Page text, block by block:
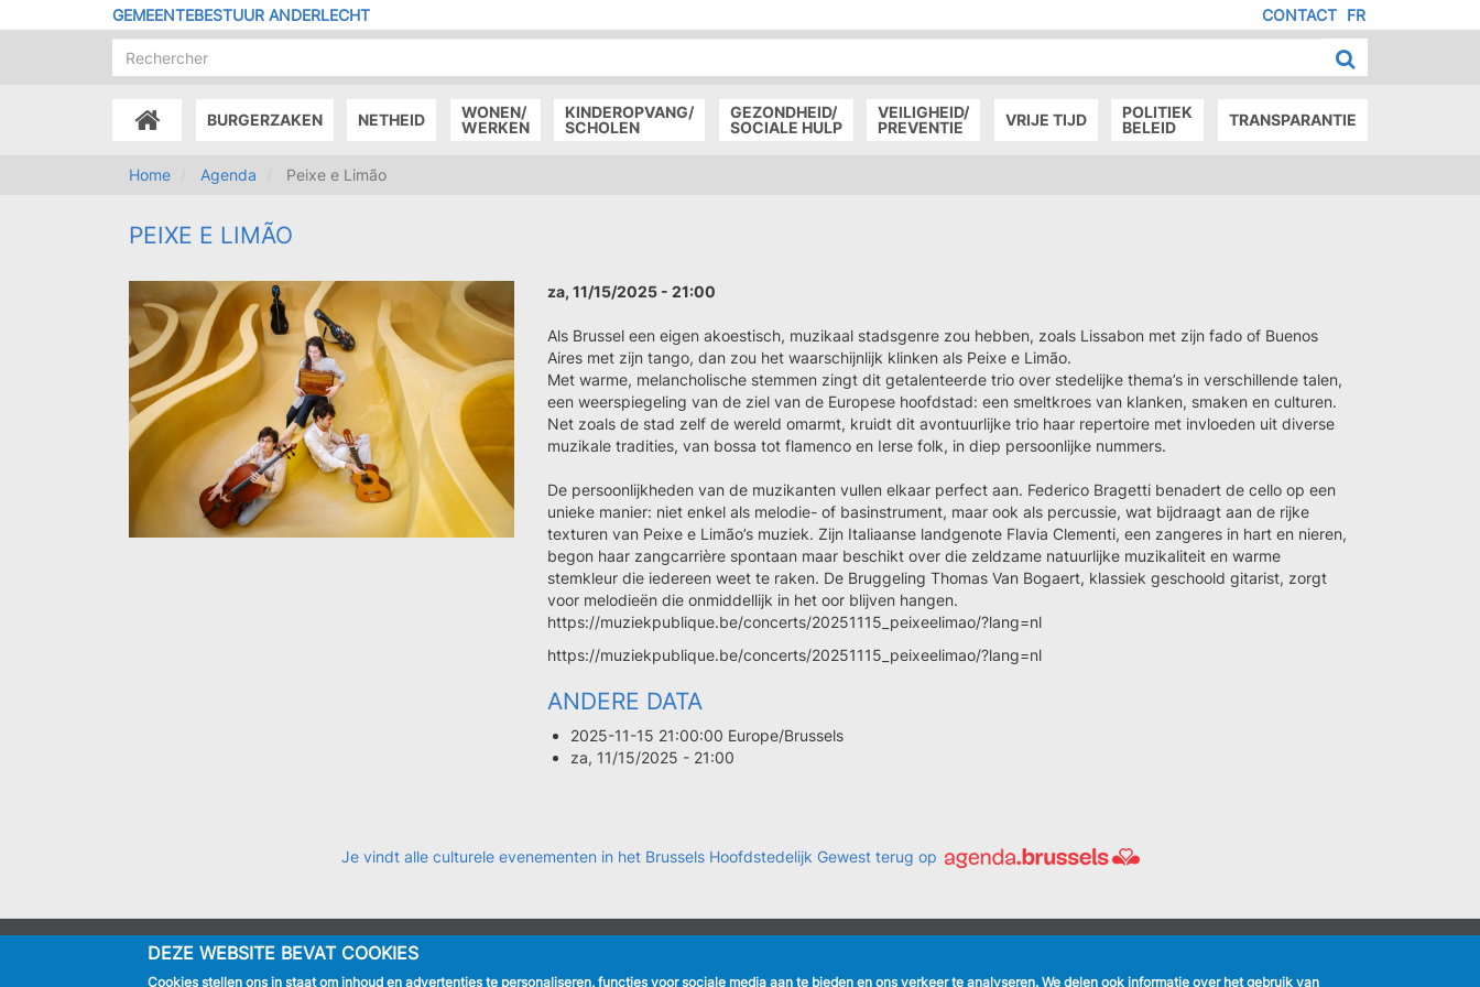
en
GEMEENTEBESTUUR ANDERLECHT FR
MENU
DE
PAGE
CONTACT
ACCUEILBURGERZAKEN NETHEID
WONEN/
WERKEN
KINDEROPVANG/
SCHOLEN
GEZONDHEID/
SOCIALE HULP
VEILIGHEID/
PREVENTIE
VRIJE TIJD
POLITIEK
BELEID
TRANSPARANTIE
Home Agenda Peixe e Limão
PEIXE E LIMÃO
za, 11/15/2025 - 21:00
Als Brussel een eigen akoestisch, muzikaal stadsgenre zou hebben, zoals Lissabon met zijn fado of Buenos
Aires met zijn tango, dan zou het waarschijnlijk klinken als Peixe e Limão.
Met warme, melancholische stemmen zingt dit getalenteerde trio over stedelijke thema’s in verschillende talen,
een weerspiegeling van de ziel van de Europese hoofdstad: een smeltkroes van klanken, smaken en culturen.
Net zoals de stad zelf de wereld omarmt, kruidt dit avontuurlijke trio haar repertoire met invloeden uit diverse
muzikale tradities, van bossa tot flamenco en Ierse folk, in diep persoonlijke nummers.
De persoonlijkheden van de muzikanten vullen elkaar perfect aan. Federico Bragetti benadert de cello op een
unieke manier: niet enkel als melodie- of basinstrument, maar ook als percussie, wat bijdraagt aan de rijke
texturen van Peixe e Limão’s muziek. Zijn Italiaanse landgenote Flavia Clementi, een zangeres in hart en nieren,
begon haar zangcarrière spontaan maar beschikt over die zeldzame natuurlijke muzikaliteit en warme
stemkleur die iedereen weet te raken. De Bruggeling Thomas Van Bogaert, klassiek geschoold gitarist, zorgt
voor melodieën die onmiddellijk in het oor blijven hangen.
https://muziekpublique.be/concerts/20251115_peixeelimao/?lang=nl
https://muziekpublique.be/concerts/20251115_peixeelimao/?lang=nl
ANDERE DATA
2025-11-15 21:00:00 Europe/Brussels
za, 11/15/2025 - 21:00
Je vindt alle culturele evenementen in het Brussels Hoofdstedelijk Gewest terug op
IK BEN
DEZE WEBSITE BEVAT COOKIES
Cookies stellen ons in staat om inhoud en advertenties te personaliseren, functies voor sociale media aan te bieden en ons verkeer te analyseren. We delen ook informatie over het gebruik van